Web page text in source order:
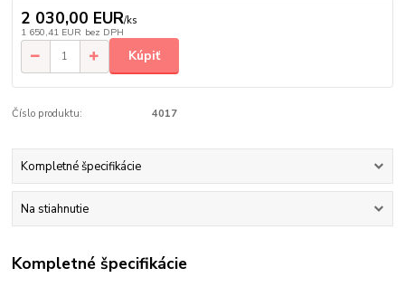
2 030,00 EUR/ks
1 650,41 EUR bez DPH
Kúpiť
Číslo produktu: 4017
Kompletné špecifikácie
Na stiahnutie
Kompletné špecifikácie